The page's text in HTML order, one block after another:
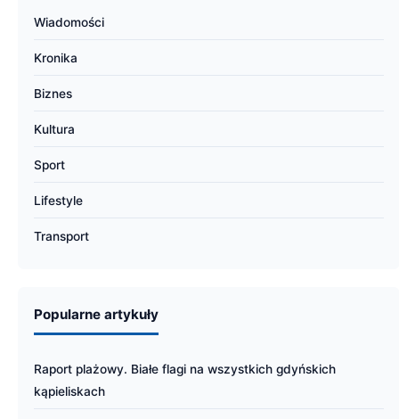
Wiadomości
Kronika
Biznes
Kultura
Sport
Lifestyle
Transport
Popularne artykuły
Raport plażowy. Białe flagi na wszystkich gdyńskich
kąpieliskach